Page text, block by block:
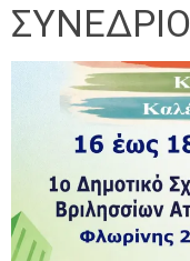
ΣΥΝΕΔΡΙΟ